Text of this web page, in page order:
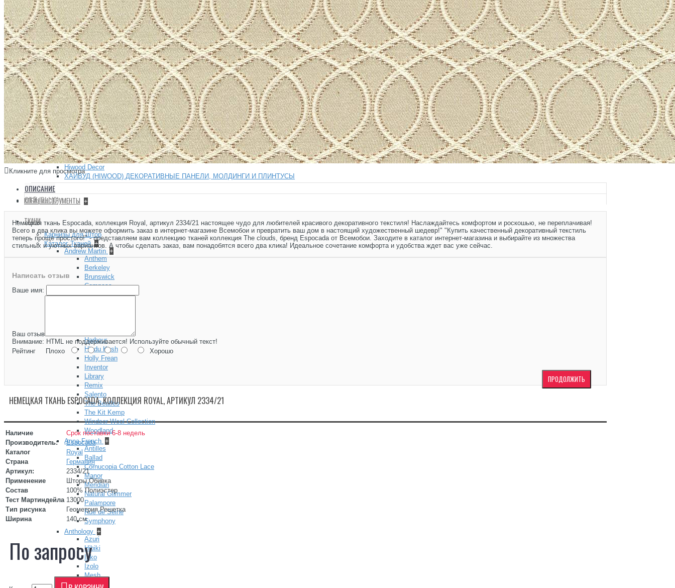
Мавритания
Орак Декор (Orac Decor) +
3D Wall Covering / 3д обои
Аксен / Axxent
Дурофолам / Durofoam
Интерьерный декор
Люксус / Luxxus
Новая классика / New Classics
Современный / Modern
Современный 2.0 / Modern 2.0
Ульф Мориц / Ulf Moritz
Родекор (RoDecor) +
Ар-Деко
Базовая коллекция
Барокко
Сад Шинуазри
Царскосельский Рококо
Хайвуд (HIWOOD) — декоративные панели, плинтусы, карнизы и молдинги +
Hiwood Decor
ХАЙВУД (HIWOOD) ДЕКОРАТИВНЫЕ ПАНЕЛИ, МОЛДИНГИ И ПЛИНТУСЫ
+
КЛЕЙ | ИНСТРУМЕНТЫ +
ТКАНИ
Карнизы для Штор
Каталог Тканей +
Andrew Martin +
Anthem
Berkeley
Brunswick
Compass
Compass North
Harbour
Hindu Kush
Holly Frean
Inventor
Library
Remix
Salento
The Beatles
The Kit Kemp
Windsor Wool Collection
Woodland
Anna French +
Antilles
Ballad
Cornucopia Cotton Lace
Manor
Meridian
Natural Glimmer
Palampore
Rue de Seine
Symphony
Anthology +
Azuri
Hibiki
Ikko
Izolo
Mesh
Senkei
Кликните для просмотра
ОПИСАНИЕ
ОТЗЫВЫ (0)
Немецкая ткань Espocada, коллекция Royal, артикул 2334/21 настоящее чудо для любителей красивого декоративного текстиля! Наслаждайтесь комфортом и роскошью, не переплачивая!
Всего в два клика вы можете оформить заказ в интернет-магазине Всемобои и превратить ваш дом в настоящий художественный шедевр!" "Купить качественный декоративный текстиль
теперь проще простого!" - представляем вам коллекцию тканей коллекция The clouds, бренд Espocada от Всемобои. Заходите в каталог интернет-магазина и выбирайте из множества
стильных и уютных вариантов. А чтобы сделать заказ, вам понадобятся всего два клика! Идеальное сочетание комфорта и удобства ждет вас уже сейчас.
Написать отзыв
Ваше имя:
Ваш отзыв
Внимание: HTML не поддерживается! Используйте обычный текст!
Рейтинг Плохо Хорошо
ПРОДОЛЖИТЬ
НЕМЕЦКАЯ ТКАНЬ ESPOCADA, КОЛЛЕКЦИЯ ROYAL, АРТИКУЛ 2334/21
Наличие
Срок поставки 6-8 недель
Производитель:
Espocada
Каталог
Royal
Страна
Германия
Артикул:
2334/21
Применение
Шторы,Обивка
Состав
100% Полиэстер
Тест Мартиндейла 13000
Тип рисунка
Геометрия,Решетка
Ширина
140 см
По запросу